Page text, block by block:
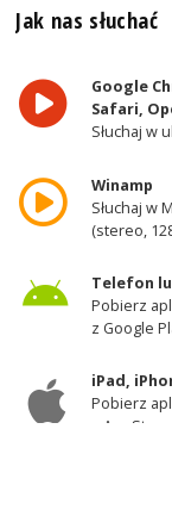
Jak nas słuchać
Google
Safari,
Słuchaj w
Winamp
Słuchaj w
(stereo,
Telefon
Pobierz
z Google
iPad,
Pobierz
z AppStore